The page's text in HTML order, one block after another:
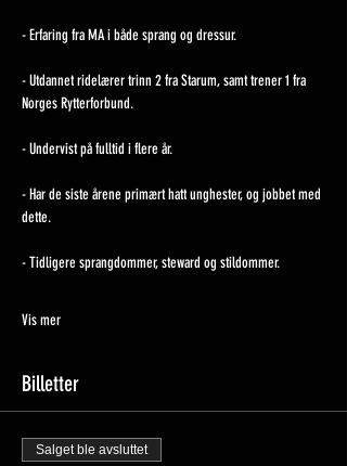
- Erfaring fra MA i både sprang og dressur.
- Utdannet ridelærer trinn 2 fra Starum, samt trener 1 fra
Norges Rytterforbund.
- Undervist på fulltid i flere år.
- Har de siste årene primært hatt unghester, og jobbet med
dette.
- Tidligere sprangdommer, steward og stildommer.
Vis mer
Billetter
Salget ble avsluttet